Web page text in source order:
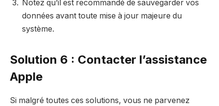
Notez qu’il est recommandé de sauvegarder vos
données avant toute mise à jour majeure du
système.
Solution 6 : Contacter l’assistance
Apple
Si malgré toutes ces solutions, vous ne parvenez